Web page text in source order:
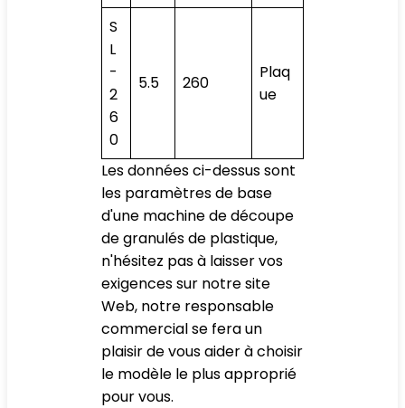
S
L
-
2
6
0
5.5 260
Plaq
ue
Les données ci-dessus sont
les paramètres de base
d'une machine de découpe
de granulés de plastique,
n'hésitez pas à laisser vos
exigences sur notre site
Web, notre responsable
commercial se fera un
plaisir de vous aider à choisir
le modèle le plus approprié
pour vous.